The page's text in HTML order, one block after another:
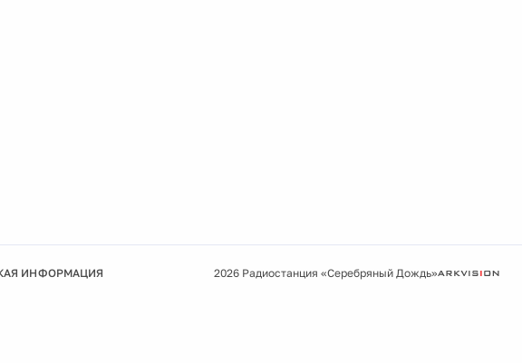
ИНФОРМАЦИЯ 2026 Радиостанция «Серебряный Дождь»